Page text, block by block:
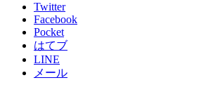
Twitter
Facebook
Pocket
はてブ
LINE
メール